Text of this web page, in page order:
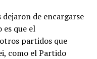
dejaron de encargarse
es que el
partidos que
como el Partido